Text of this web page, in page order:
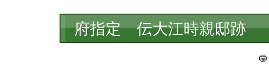
文
府指定 伝大江時親邸跡